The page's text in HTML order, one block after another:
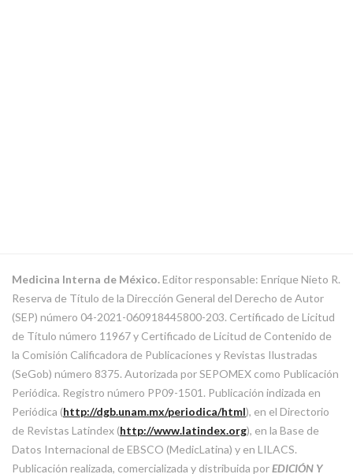
Medicina Interna de México.Editor responsable: Enrique Nieto R.
Reserva de Título de la Dirección General del Derecho de Autor
(SEP) número 04-2021-060918445800-203. Certificado de Licitud
de Título número 11967 y Certificado de Licitud de Contenido de
la Comisión Calificadora de Publicaciones y Revistas Ilustradas
(SeGob) número 8375. Autorizada por SEPOMEX como Publicación
Periódica. Registro número PP09-1501. Publicación indizada en
Periódica (http://dgb.unam.mx/periodica/html), en el Directorio
de Revistas Latindex (http://www.latindex.org), en la Base de
Datos Internacional de EBSCO (MedicLatina) y en LILACS.
Publicación realizada, comercializada y distribuida porEDICIÓN Y